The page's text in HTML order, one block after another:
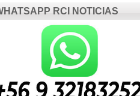
RCI NOTICIAS